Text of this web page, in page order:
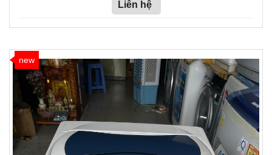
Liên hệ
new